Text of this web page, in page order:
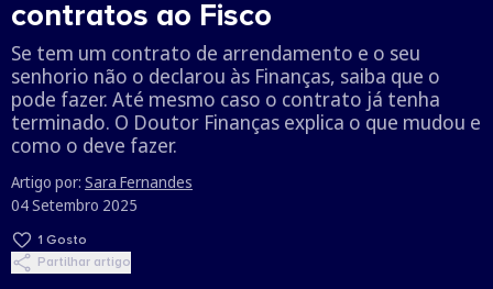
contratos ao Fisco
Se tem um contrato de arrendamento e o seu
senhorio não o declarou às Finanças, saiba que o
pode fazer. Até mesmo caso o contrato já tenha
terminado. O Doutor Finanças explica o que mudou e
como o deve fazer.
Artigo por: Sara Fernandes
04 Setembro 2025
1 Gosto
Partilhar artigo